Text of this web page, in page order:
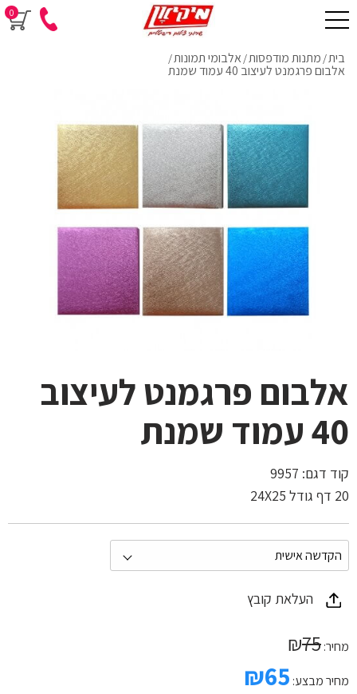
0
בית/ מתנות מודפסות/ אלבומי תמונות/
אלבום פרגמנט לעיצוב 40 עמוד שמנת
אלבום פרגמנט לעיצוב
40 עמוד שמנת
קוד דגם: 9957
20 דף גודל 24X25
העלאת קובץ
מחיר: ₪75
מחיר מבצע: ₪65